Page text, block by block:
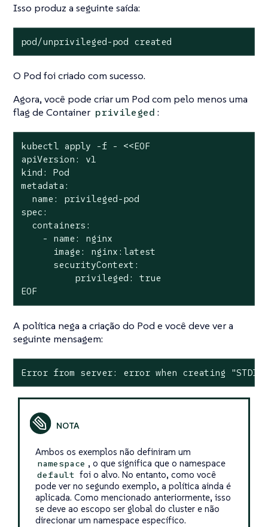
Isso produz a seguinte saída:
pod/unprivileged-pod created
O Pod foi criado com sucesso.
Agora, você pode criar um Pod com pelo menos uma
flag de Container privileged :
kubectl apply -f - <<EOF
apiVersion: v1
kind: Pod
metadata:
  name: privileged-pod
spec:
  containers:
    - name: nginx
      image: nginx:latest
      securityContext:
          privileged: true
EOF
A política nega a criação do Pod e você deve ver a
seguinte mensagem:
Error from server: error when creating
Ambos os exemplos não definiram um
namespace , o que significa que o namespace
default foi o alvo. No entanto, como você
pode ver no segundo exemplo, a política ainda é
aplicada. Como mencionado anteriormente, isso
se deve ao escopo ser global do cluster e não
direcionar um namespace específico.